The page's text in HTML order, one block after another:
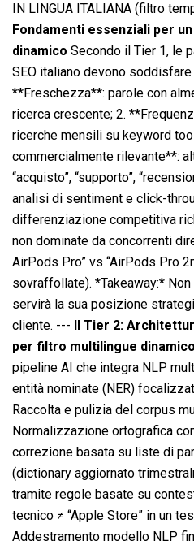
IN LINGUA ITALIANA (filtro
Fondamenti essenziali per
dinamico Secondo il Tier 1, le
SEO italiano devono
**Freschezza**: parole con
ricerca crescente; 2.
ricerche mensili su keyword
commercialmente rilevante**:
“acquisto”, “supporto”,
analisi di sentiment e click-
differenziazione competitiva
non dominate da concorrenti
AirPods Pro” vs “AirPods Pro
sovraffollate). *Takeaway:*
servirà la sua posizione
cliente. --- Il Tier 2:
per filtro multilingue dinamico
pipeline AI che integra NLP
entità nominate (NER)
Raccolta e pulizia del corpus
Normalizzazione ortografica
correzione basata su liste di
(dictionary aggiornato
tramite regole basate su
tecnico ≠ “Apple Store” in un
Addestramento modello NLP